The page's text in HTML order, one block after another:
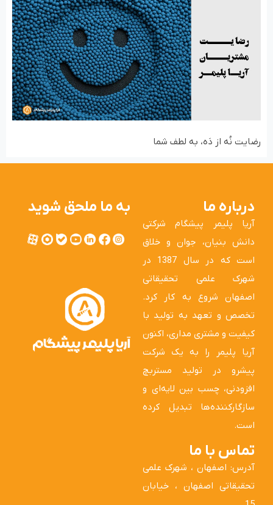
رضایت نُه از دَه، به لطف شما
درباره ما
آریا پلیمر پیشگام شرکتی
دانش بنیان، جوان و خلاق
است که در سال 1387 در
شهرک علمی تحقیقاتی
اصفهان شروع به کار کرد.
تخصص و تعهد به تولید با
کیفیت و مشتری مداری، اکنون
آریا پلیمر را به یک شرکت
پیشرو در تولید مستربچ
افزودنی، چسب بین لایه‌ای و
سازگارکننده‌ها تبدیل کرده
است.
تماس با ما
آدرس: اصفهان ، شهرک علمی
تحقیقاتی اصفهان ، خیابان
به ما ملحق شوید